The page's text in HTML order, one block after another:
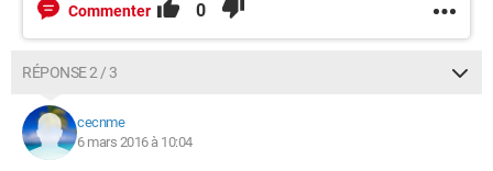
Commenter 0
RÉPONSE 2 / 3
cecnme
6 mars 2016 à 10:04